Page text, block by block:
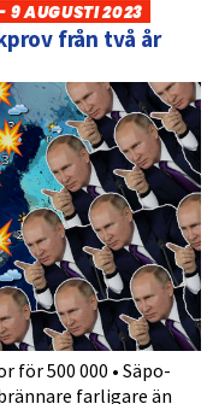
9 AUGUSTI 2023
från två år
500 000 • Säpo-
farligare än